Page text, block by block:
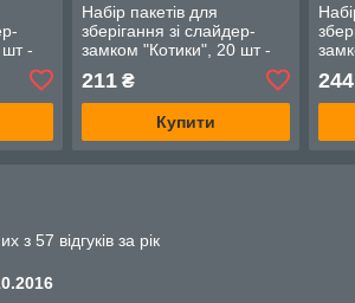
шт -
Набір пакетів для
зберігання зі слайдер-
замком "Котики", 20 шт -
20х30 см LoveYouHome
211₴
Купити
244
з 57 відгуків за рік